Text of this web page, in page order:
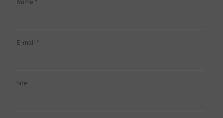
E-mail *
Site